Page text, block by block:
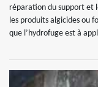
réparation du support et
les produits algicides ou
que l’hydrofuge est à